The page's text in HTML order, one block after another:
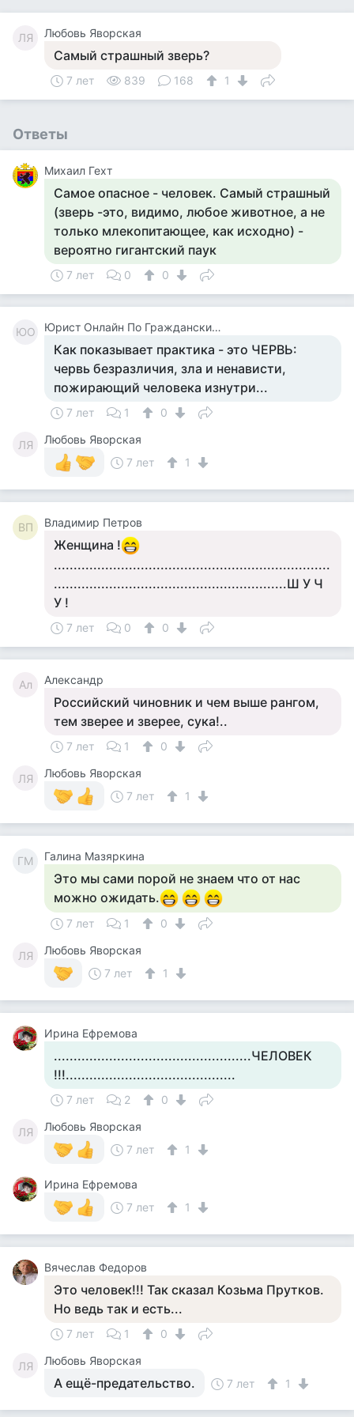
ЛЯ Любовь Яворская
Самый страшный зверь?
7 лет 839 168 1
Ответы
Михаил Гехт
Самое опасное - человек. Самый страшный
(зверь -это, видимо, любое животное, а не
только млекопитающее, как исходно) -
вероятно гигантский паук
7 лет 0 0
ЮО Юрист Онлайн По Гражданским Делам
Как показывает практика - это ЧЕРВЬ:
червь безразличия, зла и ненависти,
пожирающий человека изнутри...
7 лет 1 0
ЛЯ
Любовь Яворская
7 лет
1
ВП Владимир Петров
Женщина !
......................................................................
...........................................................Ш У Ч
У !
7 лет 0 0
Ал Александр
Российский чиновник и чем выше рангом,
тем зверее и зверее, сука!..
7 лет 1 0
ЛЯ
Любовь Яворская
7 лет
1
ГМ Галина Мазяркина
Это мы сами порой не знаем что от нас
можно ожидать.
7 лет 1 0
ЛЯ
Любовь Яворская
7 лет
1
Ирина Ефремова
..................................................ЧЕЛОВЕК
!!!...........................................
7 лет 2 0
ЛЯ
Любовь Яворская
7 лет
1
Ирина Ефремова
7 лет
1
Вячеслав Федоров
Это человек!!! Так сказал Козьма Прутков.
Но ведь так и есть...
7 лет 1 0
ЛЯ Любовь Яворская
А ещё-предательство. 7 лет 1